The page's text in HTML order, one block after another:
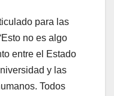
para las
no es algo
entre el Estado
y las
Todos